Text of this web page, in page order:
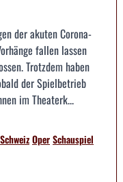
der akuten Corona-
fallen lassen
Trotzdem haben
der Spielbetrieb
im Theaterk...
SchweizOperSchauspiel